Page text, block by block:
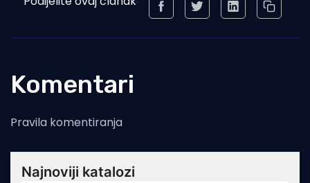
Komentari
Pravila komentiranja